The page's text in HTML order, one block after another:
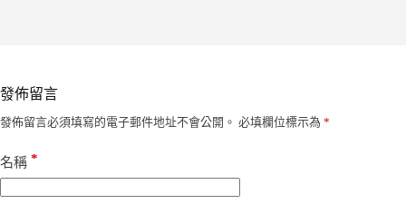
發佈留言
發佈留言必須填寫的電子郵件地址不會公開。 必填欄位標示為 *
名稱 *